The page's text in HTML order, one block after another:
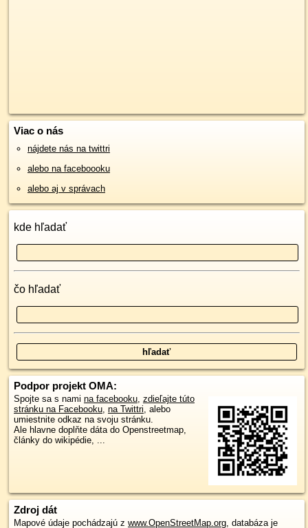
Viac o nás
nájdete nás na twittri
alebo na faceboooku
alebo aj v správach
kde hľadať
čo hľadať
Podpor projekt OMA:
Spojte sa s nami na facebooku zdieľajte túto
stránku na Facebooku na Twittri , alebo
umiestnite odkaz na svoju stránku.
Ale hlavne doplňte dáta do Openstreetmap,
články do wikipédie, ...
Zdroj dát
Mapové údaje pochádzajú z www.OpenStreetMap.org, databáza je